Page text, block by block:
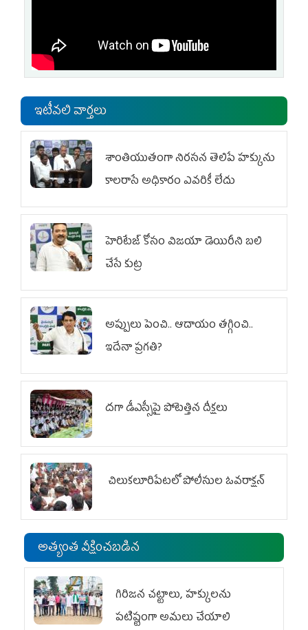
ఇటీవలి వార్తలు
శాంతియుతంగా నిరసన తెలిపే హక్కును
కాలరాసే అధికారం ఎవరికీ లేదు
హెరిటేజ్ కోసం విజయా డెయిరీని బలి
చేసే కుట్ర‌
అప్పులు పెంచి.. ఆదాయం తగ్గించి..
ఇదేనా ప్రగతి?
దగా డీఎస్సీపై పోటెత్తిన దీక్షలు
చిలుక‌లూరిపేట‌లో పోలీసుల ఓవ‌రాక్ష‌న్‌
అత్యంత వీక్షించబడిన
గిరిజన చట్టాలు, హక్కులను
పటిష్టంగా అమలు చేయాలి